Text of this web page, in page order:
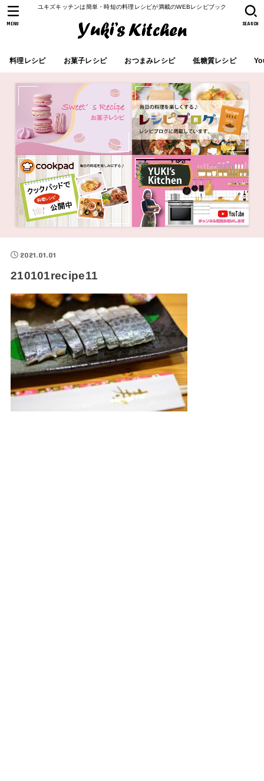
ユキズキッチンは簡単・時短の料理レシピが満載のWEBレシピブック
料理レシピ お菓子レシピ おつまみレシピ 低糖質レシピ
SEARCH
MENU
2021.01.01
210101recipe11